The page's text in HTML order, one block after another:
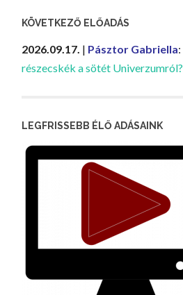
KÖVETKEZŐ ELŐADÁS
2026.09.17. | Pásztor Gabriella:
részecskék a sötét Univerzumról?
LEGFRISSEBB ÉLŐ ADÁSAINK